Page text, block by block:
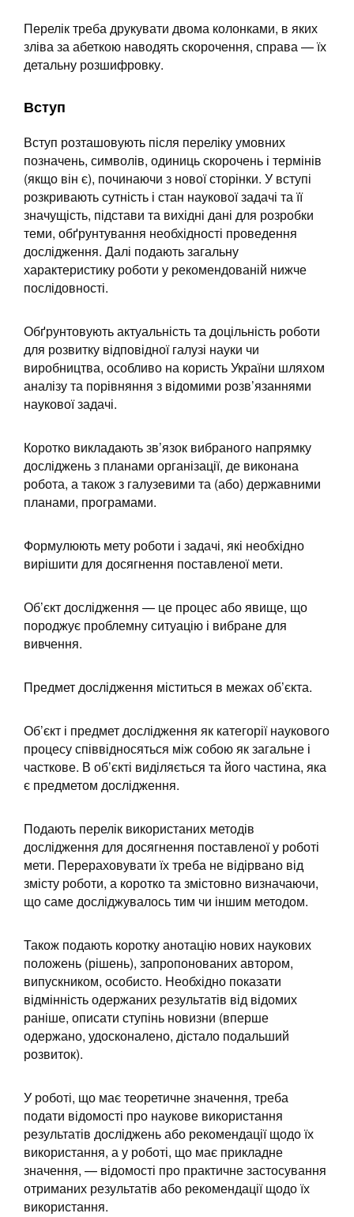
Перелік треба друкувати двома колонками, в яких
зліва за абеткою наводять скорочення, справа — їх
детальну розшифровку.
Вступ
Вступ розташовують після переліку умовних
позначень, символів, одиниць скорочень і термінів
(якщо він є), починаючи з нової сторінки. У вступі
розкривають сутність і стан наукової задачі та її
значущість, підстави та вихідні дані для розробки
теми, обґрунтування необхідності проведення
дослідження. Далі подають загальну
характеристику роботи у рекомендованій нижче
послідовності.
Обґрунтовують актуальність та доцільність роботи
для розвитку відповідної галузі науки чи
виробництва, особливо на користь України шляхом
аналізу та порівняння з відомими розв’язаннями
наукової задачі.
Коротко викладають зв’язок вибраного напрямку
досліджень з планами організації, де виконана
робота, а також з галузевими та (або) державними
планами, програмами.
Формулюють мету роботи і задачі, які необхідно
вирішити для досягнення поставленої мети.
Об’єкт дослідження — це процес або явище, що
породжує проблемну ситуацію і вибране для
вивчення.
Предмет дослідження міститься в межах об’єкта.
Об’єкт і предмет дослідження як категорії наукового
процесу співвідносяться між собою як загальне і
часткове. В об’єкті виділяється та його частина, яка
є предметом дослідження.
Подають перелік використаних методів
дослідження для досягнення поставленої у роботі
мети. Перераховувати їх треба не відірвано від
змісту роботи, а коротко та змістовно визначаючи,
що саме досліджувалось тим чи іншим методом.
Також подають коротку анотацію нових наукових
положень (рішень), запропонованих автором,
випускником, особисто. Необхідно показати
відмінність одержаних результатів від відомих
раніше, описати ступінь новизни (вперше
одержано, удосконалено, дістало подальший
розвиток).
У роботі, що має теоретичне значення, треба
подати відомості про наукове використання
результатів досліджень або рекомендації щодо їх
використання, а у роботі, що має прикладне
значення, — відомості про практичне застосування
отриманих результатів або рекомендації щодо їх
використання.